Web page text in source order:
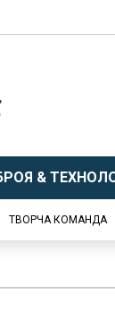
&
ТВОРЧА КОМАНДА